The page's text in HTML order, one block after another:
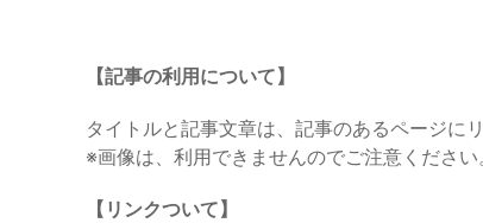
【記事の利用について】
タイトルと記事文章は、記事のあるページに
※画像は、利用できませんのでご注意ください
【リンクついて】